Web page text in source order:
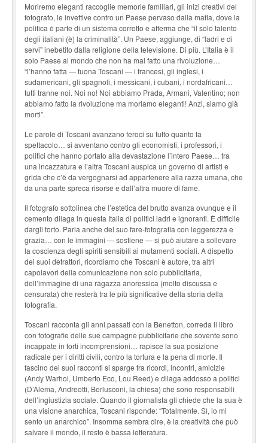
Moriremo eleganti raccoglie memorie familiari, gli inizi creativi del
fotografo, le invettive contro un Paese pervaso dalla mafia, dove la
politica è parte di un sistema corrotto e afferma che “il solo talento
degli italiani (è) la criminalità”. Un Paese, aggiunge, di “ladri e di
servi” inebetito dalla religione della televisione. Di più. L’Italia è il
solo Paese al mondo che non ha mai fatto una rivoluzione…
“l’hanno fatta — tuona Toscani — i francesi, gli inglesi, i
sudamericani, gli spagnoli, i messicani, i cubani, i nordafricani…
tutti tranne noi. Noi no! Noi abbiamo Prada, Armani, Valentino; non
abbiamo fatto la rivoluzione ma moriamo eleganti! Anzi, siamo già
morti”.
Le parole di Toscani avanzano feroci su tutto quanto fa
spettacolo… si avventano contro gli economisti, i professori, i
politici che hanno portato alla devastazione l’intero Paese… tra
una incazzatura e l’altra Toscani auspica un governo di artisti e
grida che c’è da vergognarsi ad appartenere alla razza umana, che
da una parte spreca risorse e dall’altra muore di fame.
Il fotografo sottolinea che l’estetica del brutto avanza ovunque e il
cemento dilaga in questa Italia di politici ladri e ignoranti. È difficile
dargli torto. Parla anche del suo fare-fotografia con leggerezza e
grazia… con le immagini — sostiene — si può aiutare a sollevare
la coscienza degli spiriti sensibili ai mutamenti sociali. A dispetto
dei suoi detrattori, ricordiamo che Toscani è autore, tra altri
capolavori della comunicazione non solo pubblicitaria,
dell’immagine di una ragazza anoressica (molto discussa e
censurata) che resterà tra le più significative della storia della
fotografia.
Toscani racconta gli anni passati con la Benetton, correda il libro
con fotografie delle sue campagne pubblicitarie che sovente sono
incappate in forti incomprensioni… rapisce la sua posizione
radicale per i diritti civili, contro la tortura e la pena di morte. Il
fascino dei suoi racconti si sparge tra ricordi, incontri, amicizie
(Andy Warhol, Umberto Eco, Lou Reed) e dilaga addosso a politici
(D’Alema, Andreotti, Berlusconi, la chiesa) che sono responsabili
dell’ingiustizia sociale. Quando il giornalista gli chiede che la sua è
una visione anarchica, Toscani risponde: “Totalmente. Sì, io mi
sento un anarchico”. Insomma sembra dire, è la creatività che può
salvare il mondo, il resto è bassa letteratura.